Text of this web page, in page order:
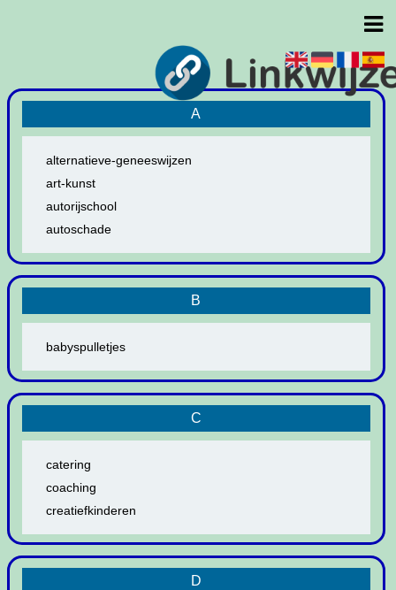
A
alternatieve-geneeswijzen
art-kunst
autorijschool
autoschade
B
babyspulletjes
C
catering
coaching
creatiefkinderen
D